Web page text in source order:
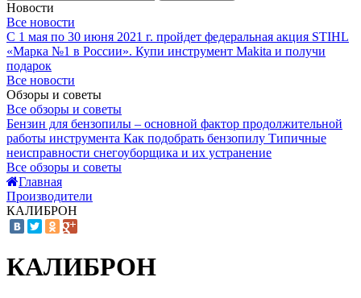
Новости
Все новости
С 1 мая по 30 июня 2021 г. пройдет федеральная акция STIHL
«Марка №1 в России». Купи инструмент Makita и получи
подарок
Все новости
Обзоры и советы
Все обзоры и советы
Бензин для бензопилы – основной фактор продолжительной
работы инструмента Как подобрать бензопилу Типичные
неисправности снегоуборщика и их устранение
Все обзоры и советы
Главная
Производители
КАЛИБРОН
КАЛИБРОН